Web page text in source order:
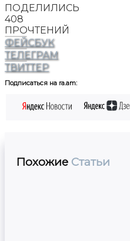
ПОДЕЛИЛИСЬ
408
ПРОЧТЕНИЙ
ФЕЙСБУК
ТЕЛЕГРАМ
ТВИТТЕР
Подписаться на ra.am:
Похожие Статьи